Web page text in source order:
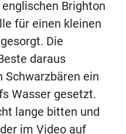
Brighton
für einen kleinen
Die
daraus
Schwarzbären ein
Wasser gesetzt.
lange bitten und
im Video auf